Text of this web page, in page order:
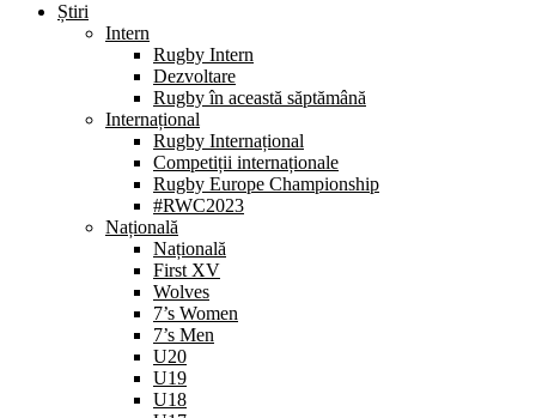
Știri
Intern
Rugby Intern
Dezvoltare
Rugby în această săptămână
Internațional
Rugby Internațional
Competiții internaționale
Rugby Europe Championship
#RWC2023
Națională
Națională
First XV
Wolves
7’s Women
7’s Men
U20
U19
U18